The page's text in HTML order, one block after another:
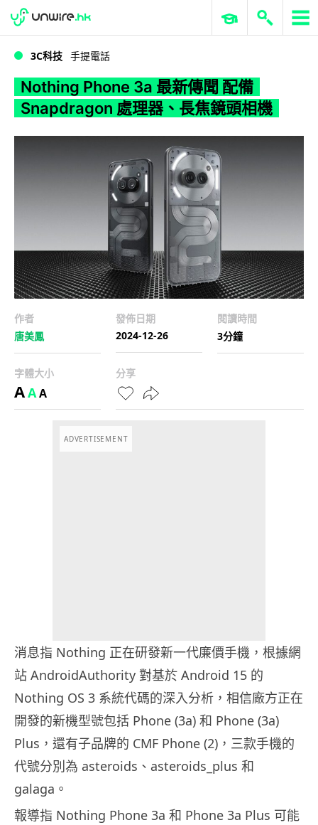
WWDC 2026 ERP 與商業 AI
3C科技 手提電話
Nothing Phone 3a 最新傳聞 配備
Snapdragon 處理器、長焦鏡頭相機
作者
唐美鳳
發佈日期
2024-12-26
閱讀時間
3分鐘
字體大小
AAA
分享
ADVERTISEMENT
消息指 Nothing 正在研發新一代廉價手機，根據網
站 AndroidAuthority 對基於 Android 15 的
Nothing OS 3 系統代碼的深入分析，相信廠方正在
開發的新機型號包括 Phone (3a) 和 Phone (3a)
Plus，還有子品牌的 CMF Phone (2)，三款手機的
代號分別為 asteroids、asteroids_plus 和
galaga。
報導指 Nothing Phone 3a 和 Phone 3a Plus 可能